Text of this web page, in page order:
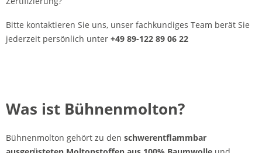
Bitte kontaktieren Sie uns, unser fachkundiges Team berät Sie
jederzeit persönlich unter +49 89-122 89 06 22
Was ist Bühnenmolton?
Bühnenmolton gehört zu den schwerentflammbar